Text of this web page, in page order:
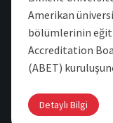
Amerikan
bölümlerinin
Accreditation
(ABET)
Detaylı Bilgi